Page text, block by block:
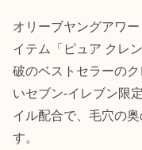
オリーブヤングアワ
イテム「ピュア クレ
破のベストセラーの
いセブン-イレブン限
イル配合で、毛穴の
す。